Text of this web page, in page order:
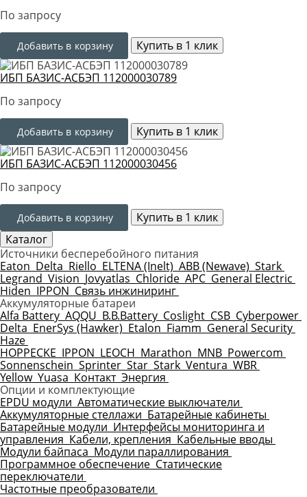
По запросу
Добавить в корзину Купить в 1 клик
ИБП БАЗИС-АСБЭП 112000030789
По запросу
Добавить в корзину Купить в 1 клик
ИБП БАЗИС-АСБЭП 112000030456
По запросу
Добавить в корзину
Купить в 1 клик
Каталог
Источники бесперебойного питания
Eaton Delta Riello ELTENA (Inelt) ABB (Newave) Stark
Legrand Vision Jovyatlas Chloride APC General Electric
Hiden IPPON Связь инжиниринг
Аккумуляторные батареи
Alfa Battery AQQU B.B.Battery Coslight CSB Cyberpower
Delta EnerSys (Hawker) Etalon Fiamm General Security
Haze
HOPPECKE IPPON LEOCH Marathon MNB Powercom
Sonnenschein Sprinter Star Stark Ventura WBR
Yellow Yuasa Контакт Энергия
Опции и комплектующие
EPDU модули Автоматические выключатели
Аккумуляторные стеллажи Батарейные кабинеты
Батарейные модули Интерфейсы мониторинга и
управления Кабели, крепления Кабельные вводы
Модули байпаса Модули параллирования
Программное обеспечение Статические
переключатели
Частотные преобразователи